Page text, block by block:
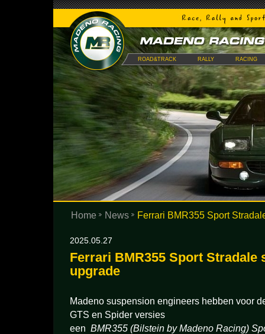
ROAD&TRACK RALLY RACING
Home News Ferrari BMR355 Sport
2025.05.27
Ferrari BMR355 Sport Stradale
upgrade
Madeno suspension engineers hebben voor
GTS en Spider versies
een BMR355 (Bilstein by Madeno Racing)